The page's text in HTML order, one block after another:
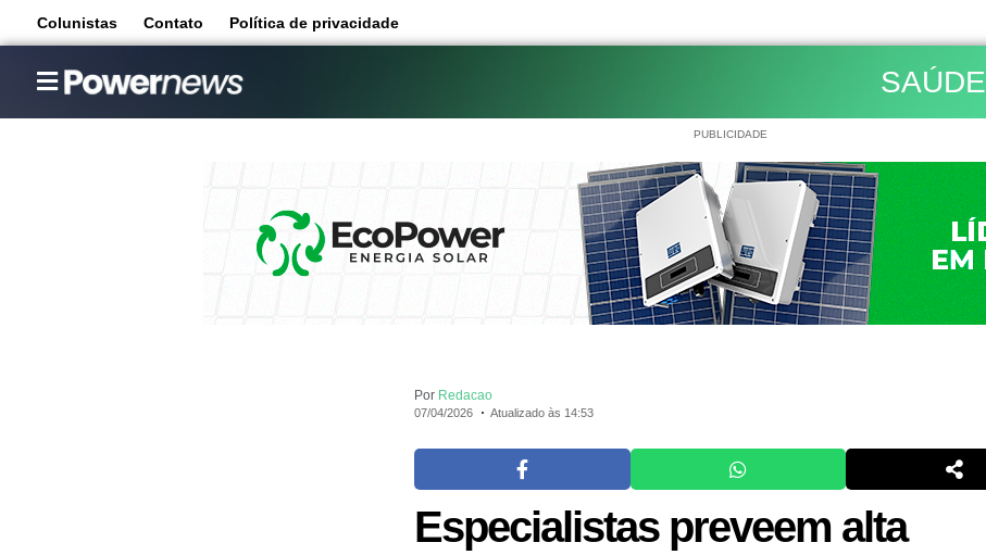
Colunistas Contato Política de privacidade
SAÚDE
PUBLICIDADE
Por Redacao
07/04/2026 Atualizado às 14:53
Especialistas preveem alta